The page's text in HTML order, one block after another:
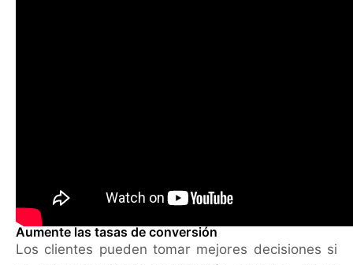
Aumente las tasas de conversión
Los clientes pueden tomar mejores decisiones si